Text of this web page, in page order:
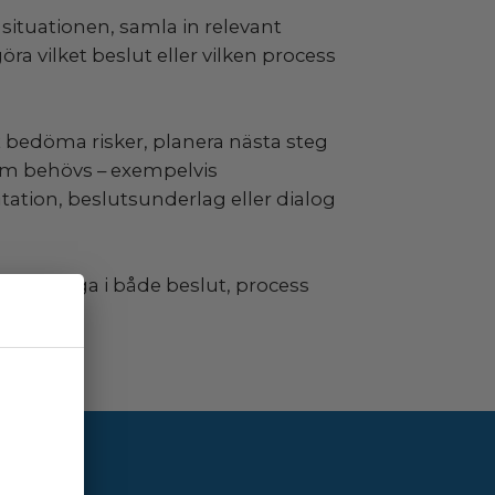
samla in relevant
vilket beslut eller vilken process
risker, planera nästa steg
behövs – exempelvis
beslutsunderlag eller dialog
er trygga i både beslut, process